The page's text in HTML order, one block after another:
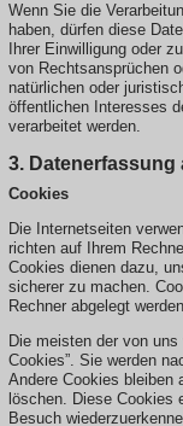
Wenn Sie die
haben, dürfen diese
Ihrer Einwilligung oder
von Rechtsansprüchen
natürlichen oder
öffentlichen Interesses
verarbeitet werden.
3. Datenerfassung
Cookies
Die Internetseiten
richten auf Ihrem
Cookies dienen dazu,
sicherer zu machen.
Rechner abgelegt
Die meisten der von
Cookies”. Sie werden
Andere Cookies bleiben
löschen. Diese Cookies
Besuch